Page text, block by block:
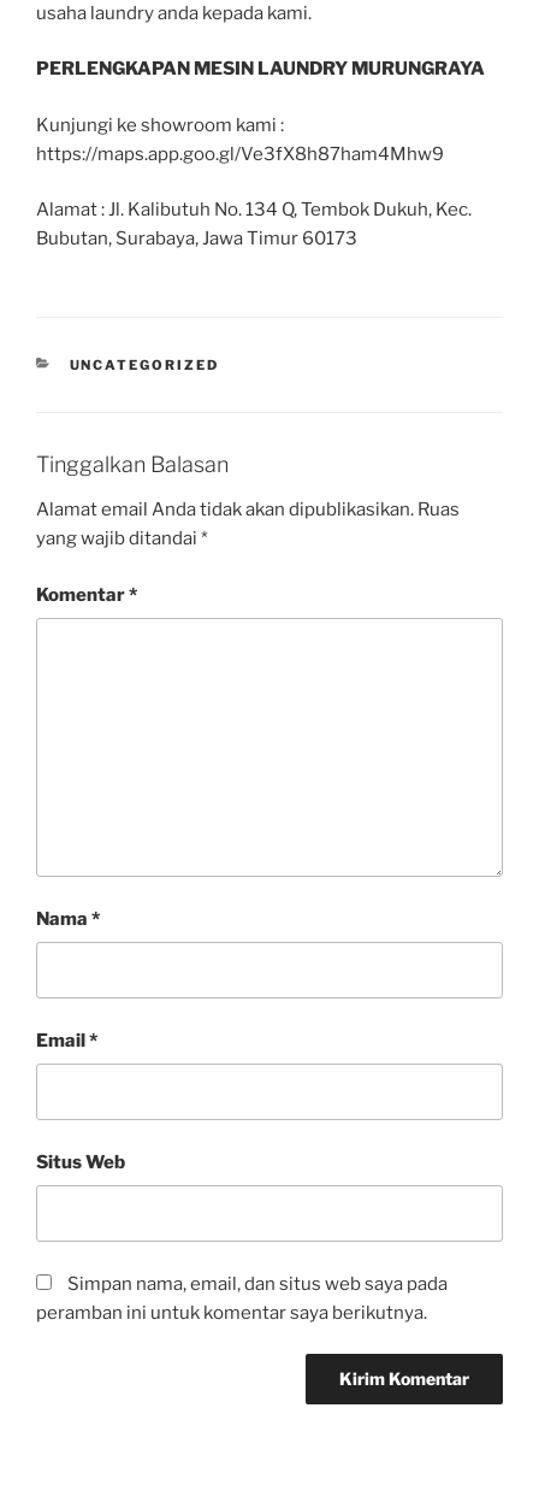
usaha laundry anda kepada kami.
PERLENGKAPAN MESIN LAUNDRY MURUNGRAYA
Kunjungi ke showroom kami :
https://maps.app.goo.gl/Ve3fX8h87ham4Mhw9
Alamat : Jl. Kalibutuh No. 134 Q, Tembok Dukuh, Kec.
Bubutan, Surabaya, Jawa Timur 60173
UNCATEGORIZED
Tinggalkan Balasan
Alamat email Anda tidak akan dipublikasikan. Ruas
yang wajib ditandai *
Komentar*
Nama *
Email*
Situs Web
Simpan nama, email, dan situs web saya pada
peramban ini untuk komentar saya berikutnya.